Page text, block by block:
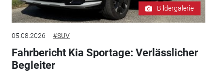
Bildergalerie
05.08.2026 #SUV
Fahrbericht Kia Sportage: Verlässlicher
Begleiter